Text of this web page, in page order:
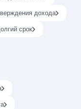
дохода
срок